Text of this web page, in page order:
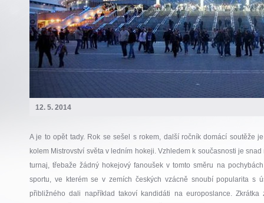
12. 5. 2014
A je to opět tady. Rok se sešel s rokem, další ročník domácí soutěže
kolem Mistrovství světa v ledním hokeji. Vzhledem k současnosti je
turnaj, třebaže žádný hokejový fanoušek v tomto směru na
sportu, ve kterém se v zemích českých vzácně snoubí popularita s
přibližného dali například takoví kandidáti na europoslance.